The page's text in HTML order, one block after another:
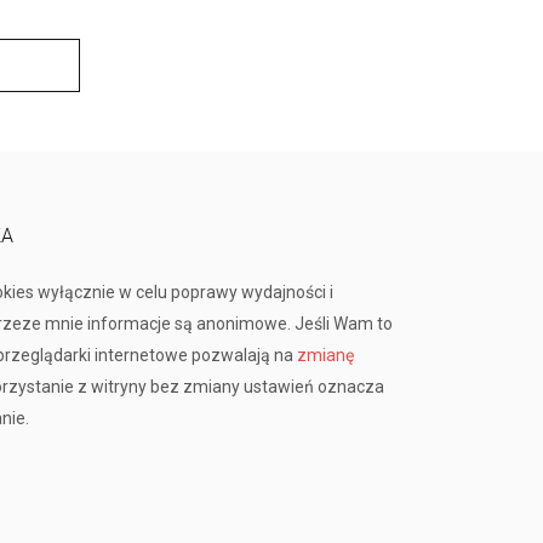
wyłącznie w celu poprawy wydajności i
mnie informacje są anonimowe. Jeśli Wam to
internetowe pozwalają na zmianę
z witryny bez zmiany ustawień oznacza